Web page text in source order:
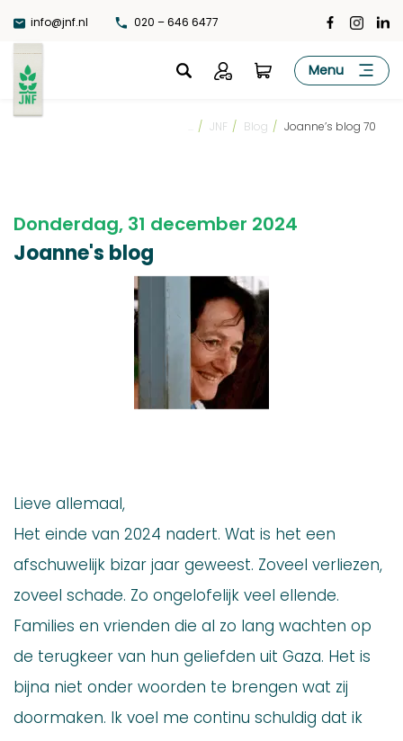
naar
de
inhoud
info@jnf.nl 020 – 646 6477
JNF Menu
/ JNF / Blog / Joanne’s blog 70
Donderdag, 31 december 2024
Joanne's blog
Lieve allemaal,
Het einde van 2024 nadert. Wat is het een
afschuwelijk bizar jaar geweest. Zoveel verliezen,
zoveel schade. Zo ongelofelijk veel ellende.
Families en vrienden die al zo lang wachten op
de terugkeer van hun geliefden uit Gaza. Het is
bijna niet onder woorden te brengen wat zij
doormaken. Ik voel me continu schuldig dat ik